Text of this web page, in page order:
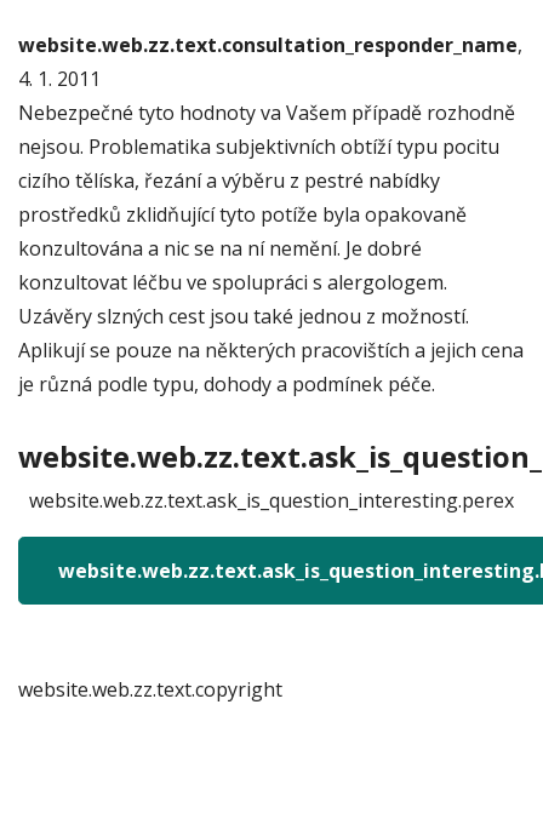
website.web.zz.text.consultation_responder_name,
4. 1. 2011
Nebezpečné tyto hodnoty va Vašem případě rozhodně
nejsou. Problematika subjektivních obtíží typu pocitu
cizího tělíska, řezání a výběru z pestré nabídky
prostředků zklidňující tyto potíže byla opakovaně
konzultována a nic se na ní nemění. Je dobré
konzultovat léčbu ve spolupráci s alergologem.
Uzávěry slzných cest jsou také jednou z možností.
Aplikují se pouze na některých pracovištích a jejich cena
je různá podle typu, dohody a podmínek péče.
website.web.zz.text.ask_is_question_interesting.perex
website.web.zz.text.copyright